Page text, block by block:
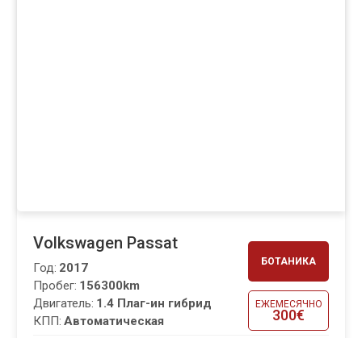
БОТАНИКА
ЕЖЕМЕСЯЧНО
300€
Volkswagen Passat
Пробег: 156300km
Год: 2017
Двигатель: 1.4 Плаг-ин гибрид
КПП: Автоматическая